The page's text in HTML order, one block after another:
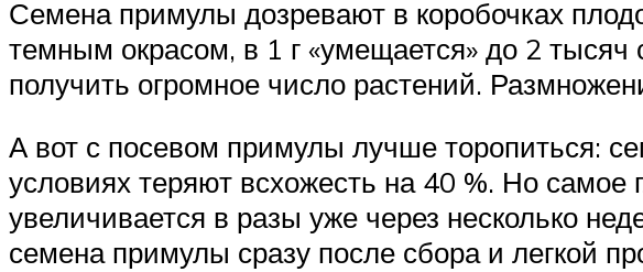
Семена примулы дозревают в коробочках
темным окрасом, в 1 г «умещается» до 2 тысяч
получить огромное число растений.
А вот с посевом примулы лучше торопиться:
условиях теряют всхожесть на 40 %. Но
увеличивается в разы уже через несколько
семена примулы сразу после сбора и легкой